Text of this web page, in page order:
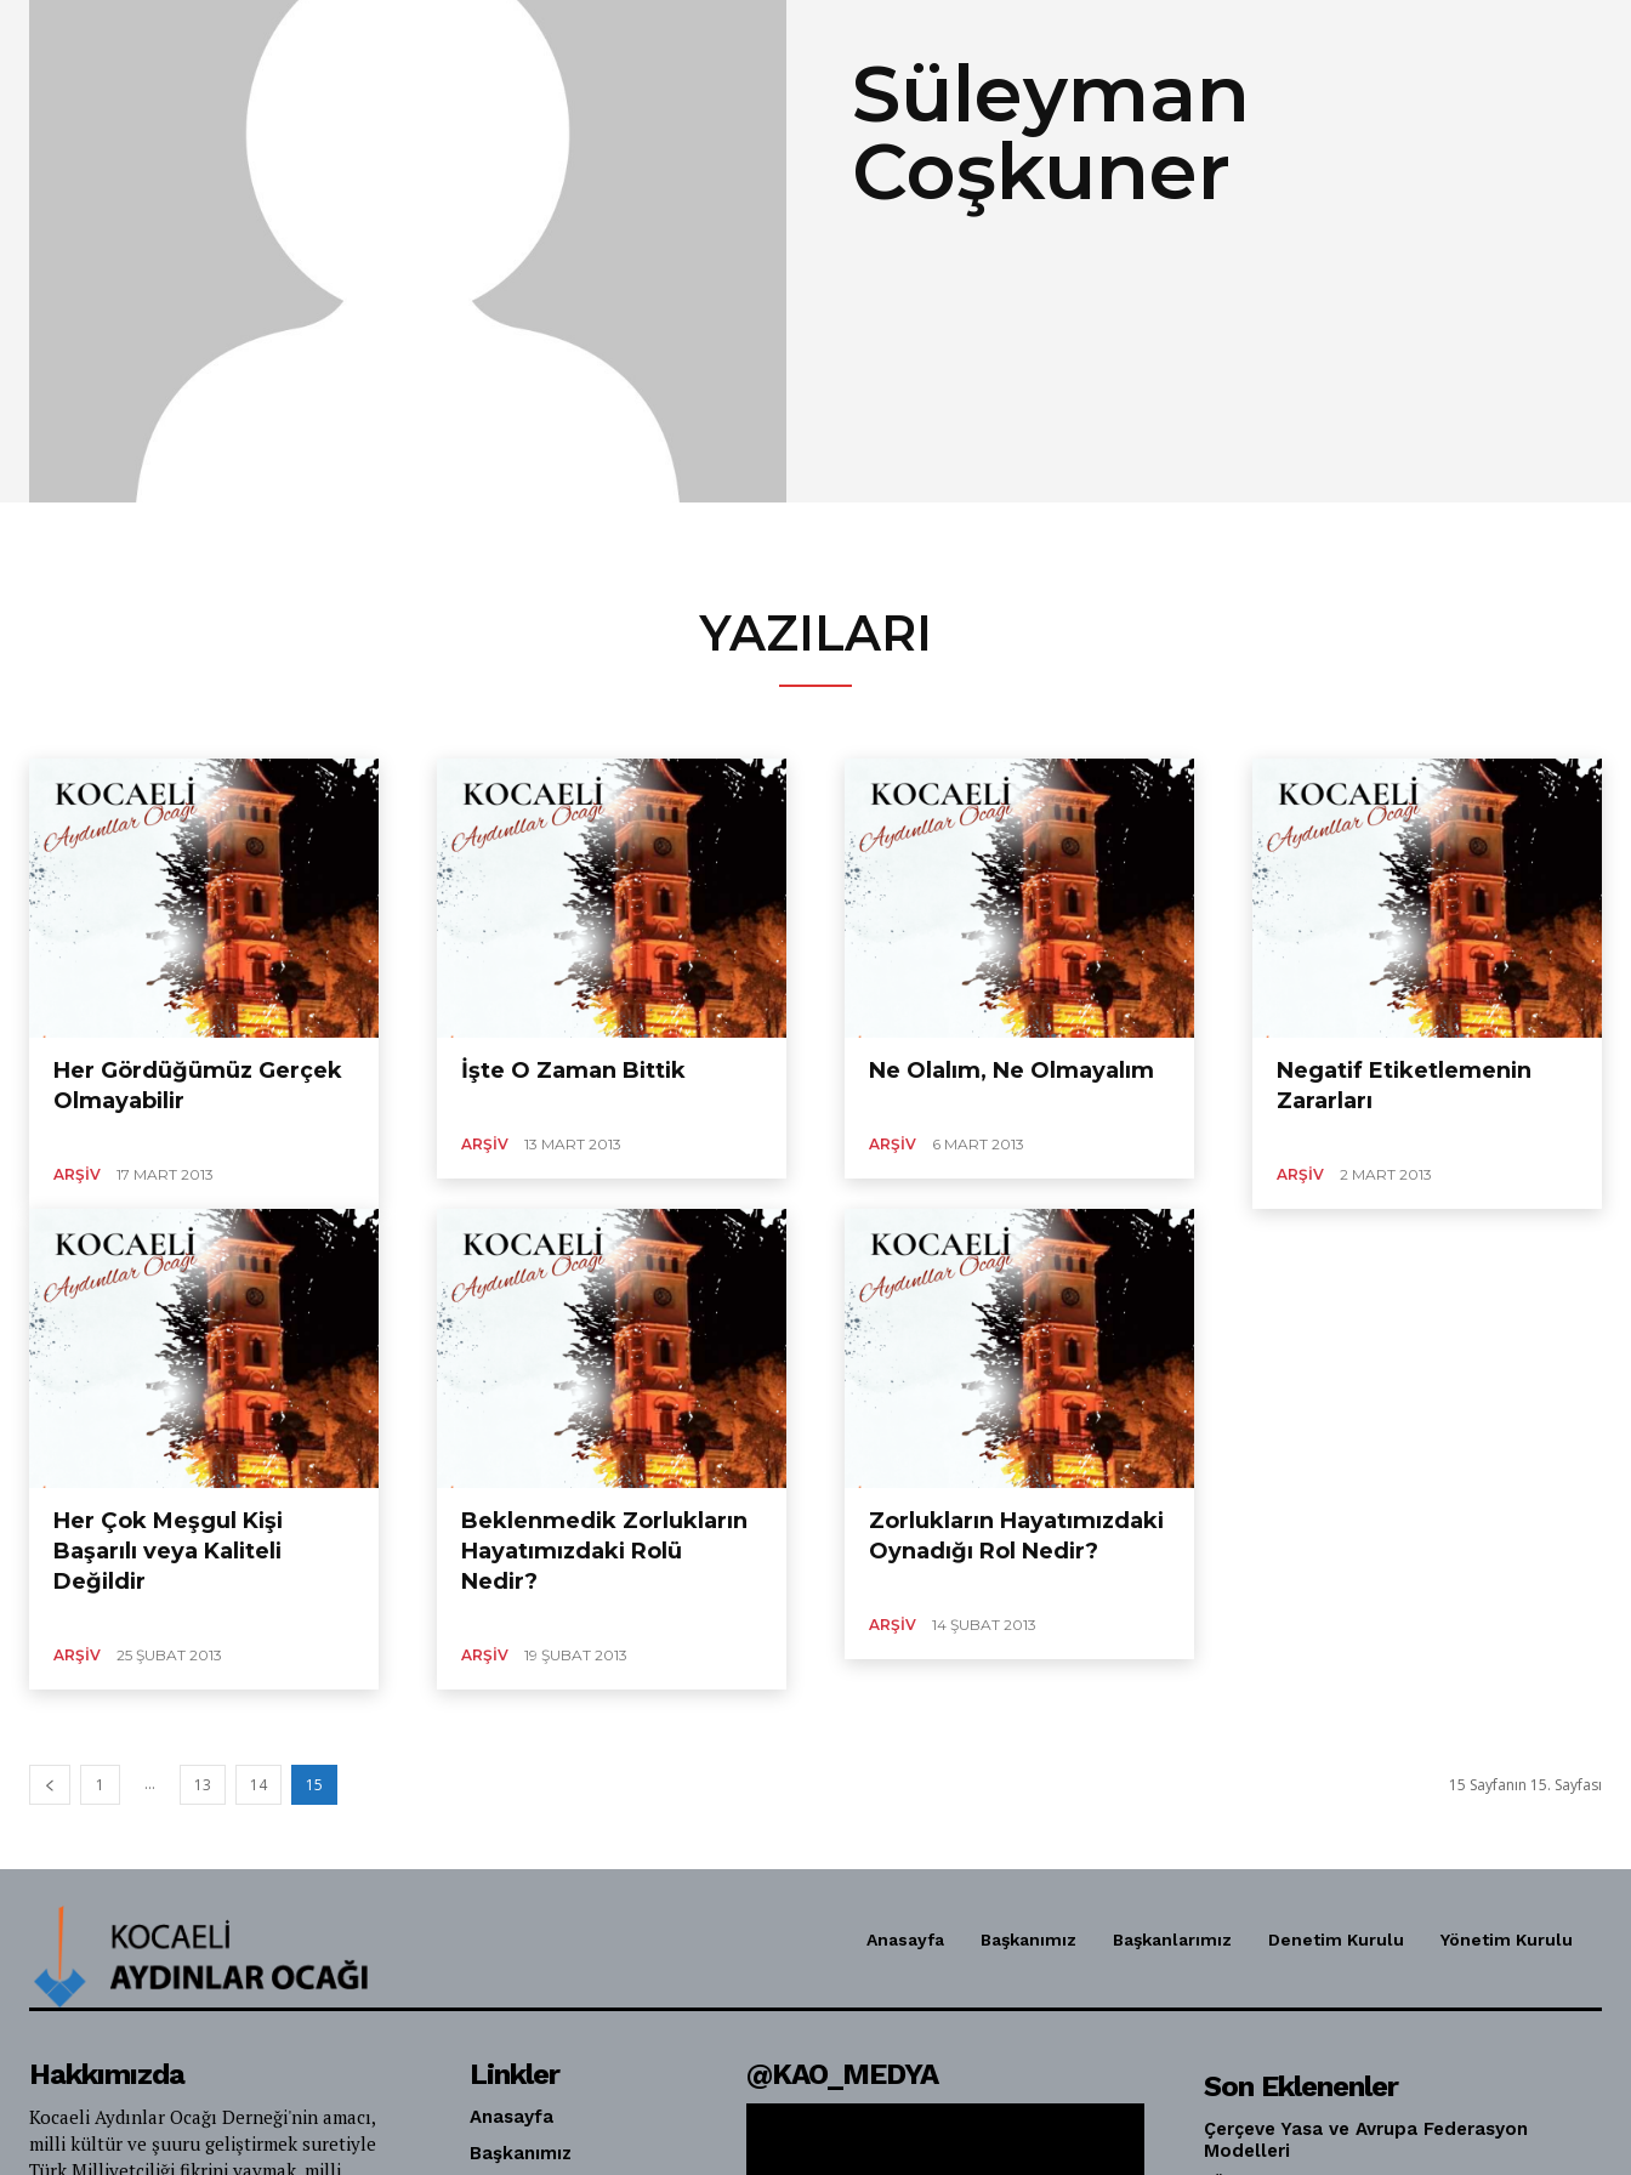
Süleyman
Coşkuner
YAZILARI
Her Gördüğümüz Gerçek
Olmayabilir
ARŞIV 17 MART 2013
İşte O Zaman Bittik
ARŞIV 13 MART 2013
Ne Olalım, Ne Olmayalım
ARŞIV 6 MART 2013
Negatif Etiketlemenin
Zararları
ARŞIV 2 MART 2013
Her Çok Meşgul Kişi
Başarılı veya Kaliteli
Değildir
ARŞIV 25 ŞUBAT 2013
Beklenmedik Zorlukların
Hayatımızdaki Rolü
Nedir?
ARŞIV 19 ŞUBAT 2013
Zorlukların Hayatımızdaki
Oynadığı Rol Nedir?
ARŞIV 14 ŞUBAT 2013
1 ... 13 14 15 15 Sayfanın 15. Sayfası
Anasayfa Başkanımız Başkanlarımız Denetim Kurulu Yönetim Kurulu
Hakkımızda
Kocaeli Aydınlar Ocağı Derneği'nin amacı,
milli kültür ve şuuru geliştirmek suretiyle
Türk Milliyetçiliği fikrini yaymak, milli
Linkler
Anasayfa
Başkanımız
@KAO_MEDYA Son Eklenenler
Çerçeve Yasa ve Avrupa Federasyon
Modelleri